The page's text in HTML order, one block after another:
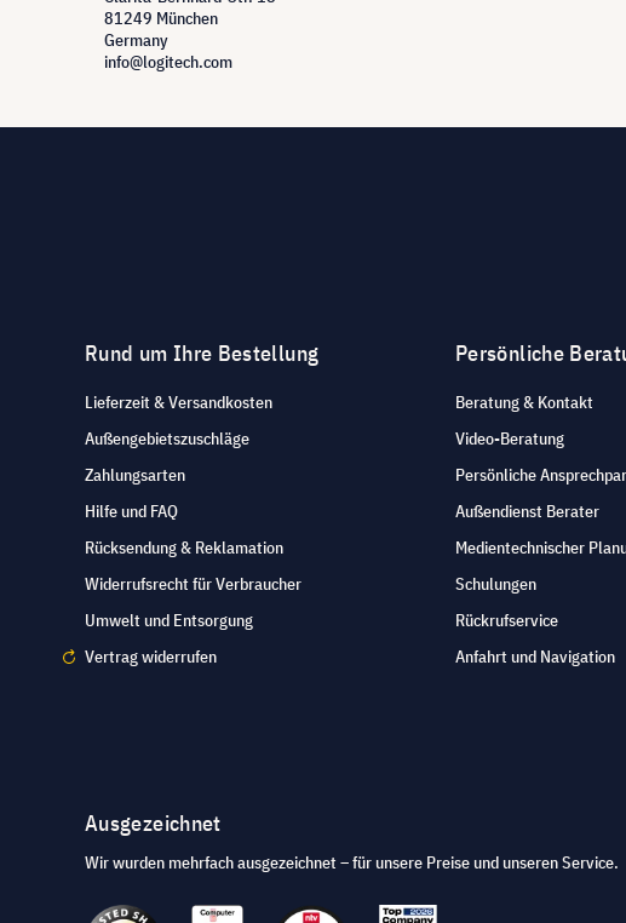
81249 München
Germany
info@logitech.com
Rund um Ihre Bestellung
Lieferzeit & Versandkosten
Außengebietszuschläge
Zahlungsarten
Hilfe und FAQ
Rücksendung & Reklamation
Widerrufsrecht für Verbraucher
Umwelt und Entsorgung
Vertrag widerrufen
Persönliche
Beratung & Kontakt
Video-Beratung
Persönliche
Außendienst Berater
Medientechnischer
Schulungen
Rückrufservice
Anfahrt und Navigation
Ausgezeichnet
Wir wurden mehrfach ausgezeichnet – für unsere Preise und unseren Service.